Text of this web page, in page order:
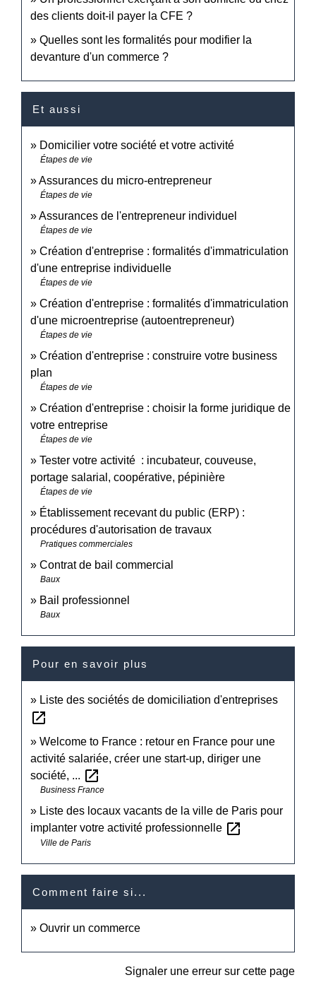
des clients doit-il payer la CFE ?
Quelles sont les formalités pour modifier la
devanture d'un commerce ?
Et aussi
Domicilier votre société et votre activité
Étapes de vie
Assurances du micro-entrepreneur
Étapes de vie
Assurances de l'entrepreneur individuel
Étapes de vie
Création d'entreprise : formalités d'immatriculation
d'une entreprise individuelle
Étapes de vie
Création d'entreprise : formalités d'immatriculation
d'une microentreprise (autoentrepreneur)
Étapes de vie
Création d'entreprise : construire votre business
plan
Étapes de vie
Création d'entreprise : choisir la forme juridique de
votre entreprise
Étapes de vie
Tester votre activité : incubateur, couveuse,
portage salarial, coopérative, pépinière
Étapes de vie
Établissement recevant du public (ERP) :
procédures d'autorisation de travaux
Pratiques commerciales
Contrat de bail commercial
Baux
Bail professionnel
Baux
Pour en savoir plus
Liste des sociétés de domiciliation d'entreprises
open_in_new
Welcome to France : retour en France pour une
activité salariée, créer une start-up, diriger une
société, ... open_in_new
Business France
Liste des locaux vacants de la ville de Paris pour
implanter votre activité professionnelle open_in_new
Ville de Paris
Comment faire si...
Ouvrir un commerce
Signaler une erreur sur cette page